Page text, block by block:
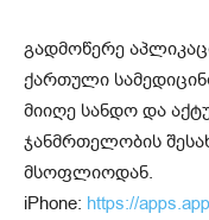
გადმოწერე
ქართული
მიიღე სანდო და
ჯანმრთელობის
მსოფლიოდან.
iPhone: https://